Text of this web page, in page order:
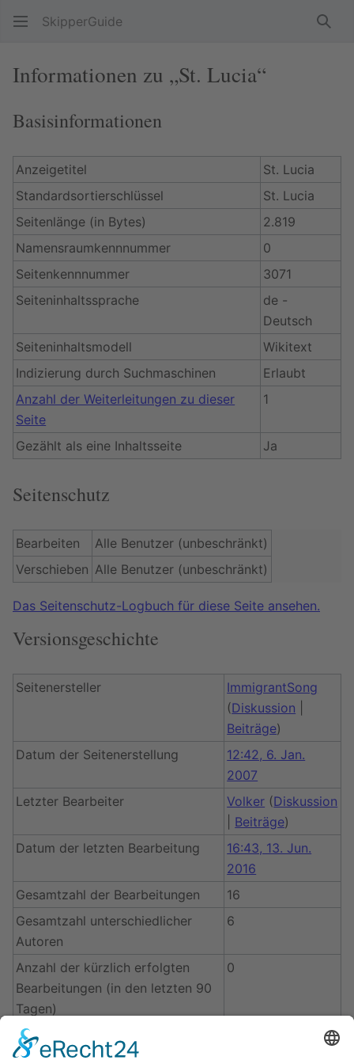
SkipperGuide
Informationen zu „St. Lucia“
Basisinformationen
Anzeigetitel
St. Lucia
Standardsortierschlüssel
St. Lucia
Seitenlänge (in Bytes)
2.819
Namensraumkennnummer
0
Seitenkennnummer
3071
Seiteninhaltssprache
de -
Deutsch
Seiteninhaltsmodell
Wikitext
Indizierung durch Suchmaschinen
Erlaubt
Anzahl der Weiterleitungen zu dieser
Seite
1
Gezählt als eine Inhaltsseite Ja
Seitenschutz
Bearbeiten
Alle Benutzer (unbeschränkt)
Verschieben Alle Benutzer (unbeschränkt)
Das Seitenschutz-Logbuch für diese Seite ansehen.
Versionsgeschichte
Seitenersteller
ImmigrantSong
(Diskussion
Beiträge)
Datum der Seitenerstellung
12:42, 6. Jan.
2007
Letzter Bearbeiter
Volker (Diskussion
Beiträge)
Datum der letzten Bearbeitung
16:43, 13. Jun.
2016
Gesamtzahl der Bearbeitungen
16
Gesamtzahl unterschiedlicher
Autoren
6
Anzahl der kürzlich erfolgten
Bearbeitungen (in den letzten 90
Tagen)
0
Anzahl unterschiedlicher Autoren
der kürzlich erfolgten